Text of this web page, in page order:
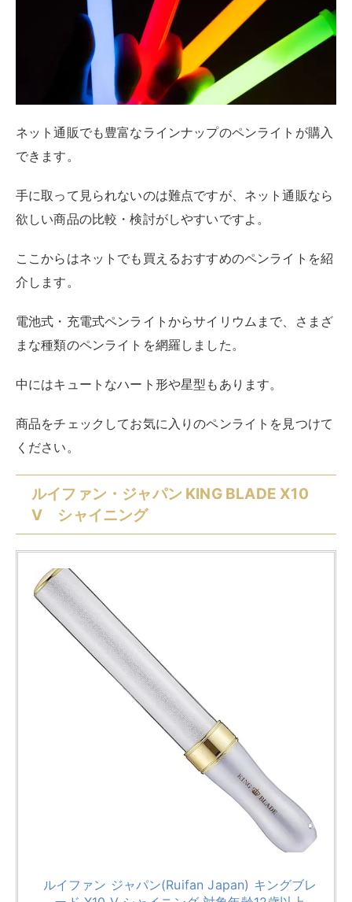
ネット通販でも豊富なラインナップのペンライトが購入
できます。
手に取って見られないのは難点ですが、ネット通販なら
欲しい商品の比較・検討がしやすいですよ。
ここからはネットでも買えるおすすめのペンライトを紹
介します。
電池式・充電式ペンライトからサイリウムまで、さまざ
まな種類のペンライトを網羅しました。
中にはキュートなハート形や星型もあります。
商品をチェックしてお気に入りのペンライトを見つけて
ください。
ルイファン・ジャパン KING BLADE X10
V シャイニング
ルイファン ジャパン(Ruifan Japan) キングブレ